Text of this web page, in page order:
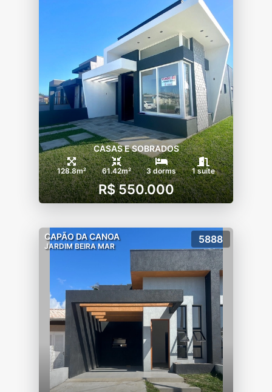
CASAS E SOBRADOS
128.8m² 61.42m² 3 dorms 1 suíte
R$ 550.000
CAPÃO DA CANOA
JARDIM BEIRA MAR
5888